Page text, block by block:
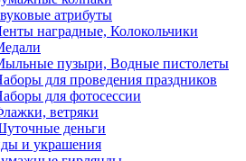
атрибуты
наградные, Колокольчики
пузыри, Водные пистолеты
для проведения праздников
для фотосессии
ветряки
деньги
и украшения